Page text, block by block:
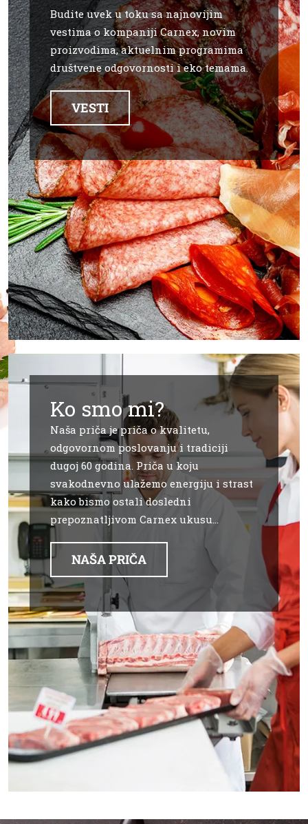
KONTAKT
Budite uvek u toku sa najnovijim
vestima o kompaniji Carnex, novim
proizvodima, aktuelnim programima
društvene odgovornosti i eko temama.
VESTI
Ko smo mi?
Naša priča je priča o kvalitetu,
odgovornom poslovanju i tradiciji
dugoj 60 godina. Priča u koju
svakodnevno ulažemo energiju i strast
kako bismo ostali dosledni
prepoznatljivom Carnex ukusu…
NAŠA PRIČA